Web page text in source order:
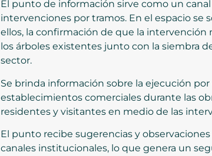
El punto de información sirve como un
intervenciones por tramos. En el espacio se
ellos, la confirmación de que la
los árboles existentes junto con la siembra
sector.
Se brinda información sobre la ejecución
establecimientos comerciales durante las
residentes y visitantes en medio de las
El punto recibe sugerencias y
canales institucionales, lo que genera un